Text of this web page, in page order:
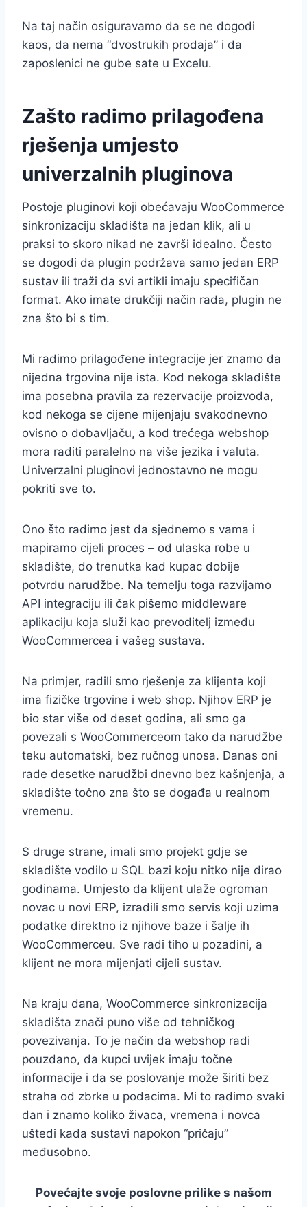
Na taj način osiguravamo da se ne dogodi
kaos, da nema “dvostrukih prodaja” i da
zaposlenici ne gube sate u Excelu.
Zašto radimo prilagođena
rješenja umjesto
univerzalnih pluginova
Postoje pluginovi koji obećavaju WooCommerce
sinkronizaciju skladišta na jedan klik, ali u
praksi to skoro nikad ne završi idealno. Često
se dogodi da plugin podržava samo jedan ERP
sustav ili traži da svi artikli imaju specifičan
format. Ako imate drukčiji način rada, plugin ne
zna što bi s tim.
Mi radimo prilagođene integracije jer znamo da
nijedna trgovina nije ista. Kod nekoga skladište
ima posebna pravila za rezervacije proizvoda,
kod nekoga se cijene mijenjaju svakodnevno
ovisno o dobavljaču, a kod trećega webshop
mora raditi paralelno na više jezika i valuta.
Univerzalni pluginovi jednostavno ne mogu
pokriti sve to.
Ono što radimo jest da sjednemo s vama i
mapiramo cijeli proces – od ulaska robe u
skladište, do trenutka kad kupac dobije
potvrdu narudžbe. Na temelju toga razvijamo
API integraciju ili čak pišemo middleware
aplikaciju koja služi kao prevoditelj između
WooCommercea i vašeg sustava.
Na primjer, radili smo rješenje za klijenta koji
ima fizičke trgovine i web shop. Njihov ERP je
bio star više od deset godina, ali smo ga
povezali s WooCommerceom tako da narudžbe
teku automatski, bez ručnog unosa. Danas oni
rade desetke narudžbi dnevno bez kašnjenja, a
skladište točno zna što se događa u realnom
vremenu.
S druge strane, imali smo projekt gdje se
skladište vodilo u SQL bazi koju nitko nije dirao
godinama. Umjesto da klijent ulaže ogroman
novac u novi ERP, izradili smo servis koji uzima
podatke direktno iz njihove baze i šalje ih
WooCommerceu. Sve radi tiho u pozadini, a
klijent ne mora mijenjati cijeli sustav.
Na kraju dana, WooCommerce sinkronizacija
skladišta znači puno više od tehničkog
povezivanja. To je način da webshop radi
pouzdano, da kupci uvijek imaju točne
informacije i da se poslovanje može širiti bez
straha od zbrke u podacima. Mi to radimo svaki
dan i znamo koliko živaca, vremena i novca
uštedi kada sustavi napokon “pričaju”
međusobno.
Povećajte svoje poslovne prilike s našom